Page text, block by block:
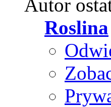
Autor
Roslina